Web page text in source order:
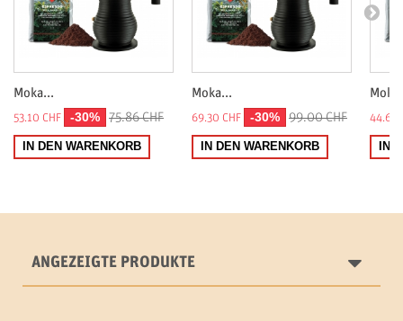
Moka...
53.10 CHF -30% 75.86 CHF
IN DEN WARENKORB
Moka...
69.30 CHF -30% 99.00 CHF
IN DEN WARENKORB
44.68
IN
ANGEZEIGTE PRODUKTE